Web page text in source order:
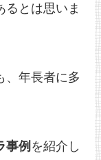
るとは思いま
、年長者に多
事例 を紹介し